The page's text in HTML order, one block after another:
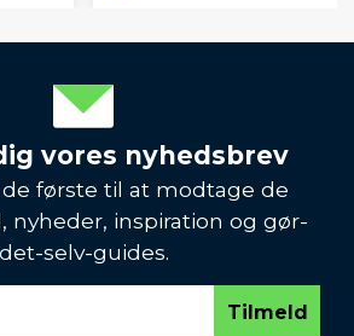
vores nyhedsbrev
første til at modtage de
nyheder, inspiration og gør-
det-selv-guides.
Tilmeld